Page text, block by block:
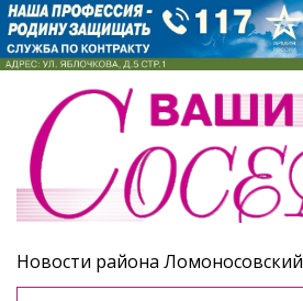
Новости района Ломоносовский